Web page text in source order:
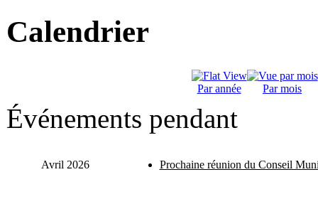
Calendrier
Par année Par mois
Événements pendant
Avril 2026 Prochaine réunion du Conseil